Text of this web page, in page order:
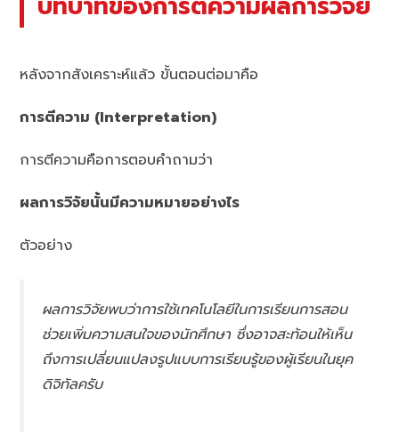
หลังจากสังเคราะห์แล้ว ขั้นตอนต่อมาคือ
การตีความ (Interpretation)
การตีความคือการตอบคำถามว่า
ผลการวิจัยนั้นมีความหมายอย่างไร
ตัวอย่าง
ผลการวิจัยพบว่าการใช้เทคโนโลยีในการเรียนการสอน
ช่วยเพิ่มความสนใจของนักศึกษา ซึ่งอาจสะท้อนให้เห็น
ถึงการเปลี่ยนแปลงรูปแบบการเรียนรู้ของผู้เรียนในยุค
ดิจิทัลครับ